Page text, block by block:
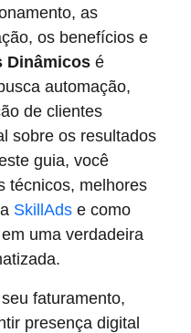
as
os benefícios e
Dinâmicos é
automação,
de clientes
sobre os resultados
guia, você
técnicos, melhores
SkillAds e como
uma verdadeira
faturamento,
presença digital